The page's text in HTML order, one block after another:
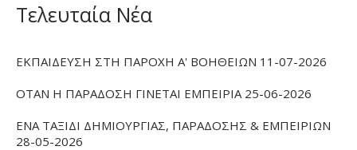
Τελευταία Νέα
ΕΚΠΑΙΔΕΥΣΗ ΣΤΗ ΠΑΡΟΧΗ Α' ΒΟΗΘΕΙΩΝ 11-07-2026
ΟΤΑΝ Η ΠΑΡΑΔΟΣΗ ΓΙΝΕΤΑΙ ΕΜΠΕΙΡΙΑ 25-06-2026
ΕΝΑ ΤΑΞΙΔΙ ΔΗΜΙΟΥΡΓΙΑΣ, ΠΑΡΑΔΟΣΗΣ & ΕΜΠΕΙΡΙΩΝ
28-05-2026